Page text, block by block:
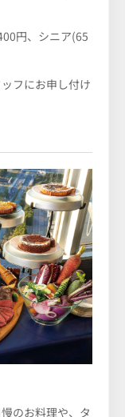
円、シニア(65
フにお申し付け
のお料理や、タ